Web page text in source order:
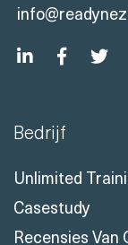
Bedrijf
Unlimited
Casestudy
Recensies Van